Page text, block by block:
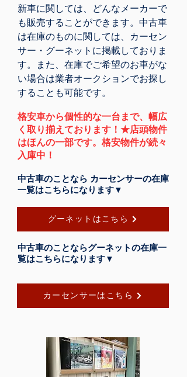
新車に関しては、どんなメーカーで
も販売することができます。中古車
は在庫のものに関しては、カーセン
サー・グーネットに掲載しておりま
す。また、在庫でご希望のお車がな
い場合は業者オークションでお探し
することも可能です。
格安車から個性的な一台まで、幅広
く取り揃えております！★店頭物件
はほんの一部です。格安物件が続々
入庫中！
中古車のことなら カーセンサーの在庫
一覧はこちらになります▼
グーネットはこちら
中古車のことならグーネットの在庫一
覧はこちらになります▼
カーセンサーはこちら